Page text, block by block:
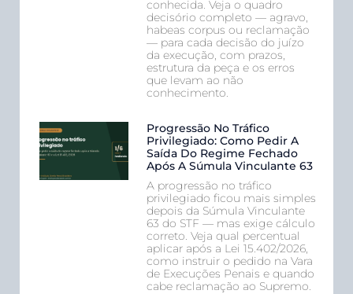
conhecida. Veja o quadro
decisório completo — agravo,
habeas corpus ou reclamação
— para cada decisão do juízo
da execução, com prazos,
estrutura da peça e os erros
que levam ao não
conhecimento.
Progressão No Tráfico
Privilegiado: Como Pedir A
Saída Do Regime Fechado
Após A Súmula Vinculante 63
A progressão no tráfico
privilegiado ficou mais simples
depois da Súmula Vinculante
63 do STF — mas exige cálculo
correto. Veja qual percentual
aplicar após a Lei 15.402/2026,
como instruir o pedido na Vara
de Execuções Penais e quando
cabe reclamação ao Supremo.